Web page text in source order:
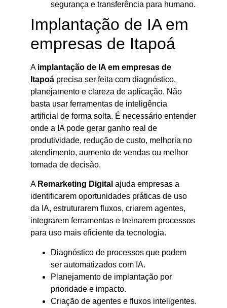
segurança e transferência para humano.
Implantação de IA em
empresas de Itapoá
A implantação de IA em empresas de
Itapoá precisa ser feita com diagnóstico,
planejamento e clareza de aplicação. Não
basta usar ferramentas de inteligência
artificial de forma solta. É necessário entender
onde a IA pode gerar ganho real de
produtividade, redução de custo, melhoria no
atendimento, aumento de vendas ou melhor
tomada de decisão.
A Remarketing Digital ajuda empresas a
identificarem oportunidades práticas de uso
da IA, estruturarem fluxos, criarem agentes,
integrarem ferramentas e treinarem processos
para uso mais eficiente da tecnologia.
Diagnóstico de processos que podem
ser automatizados com IA.
Planejamento de implantação por
prioridade e impacto.
Criação de agentes e fluxos inteligentes.